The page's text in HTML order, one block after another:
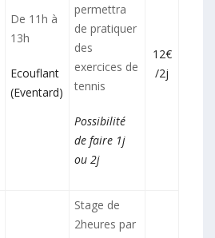
De 11h à
13h
Ecouflant
(Eventard)
permettra
de pratiquer
des
exercices de
tennis
Possibilité
de faire 1j
ou 2j
12€
/2j
Stage de
2heures par